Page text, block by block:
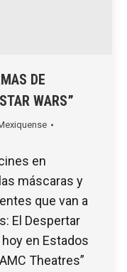
DE
WARS”
en
máscaras y
que van a
El Despertar
en Estados
Theatres”